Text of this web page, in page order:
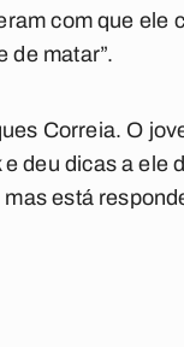
com que ele
de matar”.
Correia. O
deu dicas a ele
está